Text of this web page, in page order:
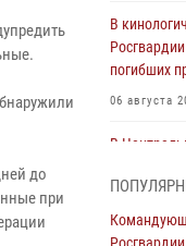
до
при
В
погибших
06 августа
В
И.К.
06 августа